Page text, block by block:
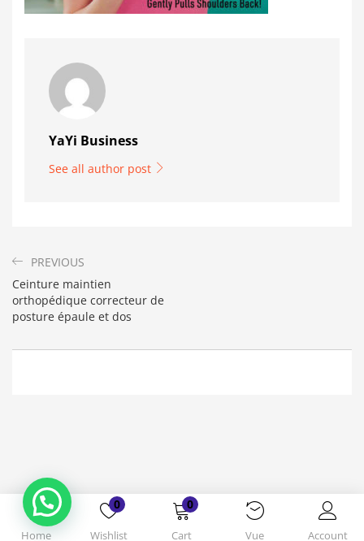
Home
0
Wishlist
0
Cart Vue Account
YaYi Business
See all author post
PREVIOUS
Ceinture maintien
orthopédique correcteur de
posture épaule et dos